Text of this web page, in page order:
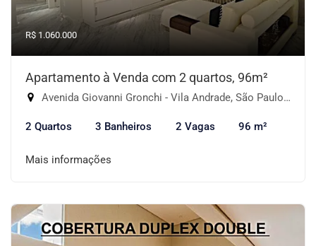
R$ 1.060.000
Apartamento à Venda com 2 quartos, 96m²
Avenida Giovanni Gronchi - Vila Andrade, São Paulo-SP
2 Quartos 3 Banheiros 2 Vagas 96 m²
Mais informações